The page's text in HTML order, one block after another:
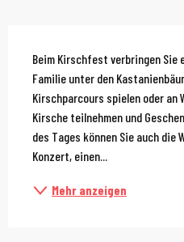
Beim Kirschfest verbringen Sie
Familie unter den
Kirschparcours spielen oder an
Kirsche teilnehmen und
des Tages können Sie auch die
Konzert, einen...
Mehr anzeigen